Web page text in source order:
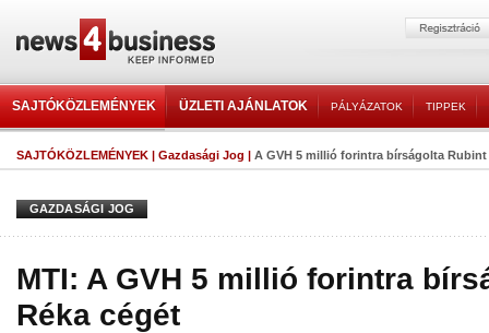
SAJTÓKÖZLEMÉNYEK ÜZLETI AJÁNLATOK PÁLYÁZATOK TIPPEK
SAJTÓKÖZLEMÉNYEK | Gazdasági Jog | A GVH 5 millió forintra bírságolta Rubint
GAZDASÁGI JOG
MTI: A GVH 5 millió forintra
Réka cégét